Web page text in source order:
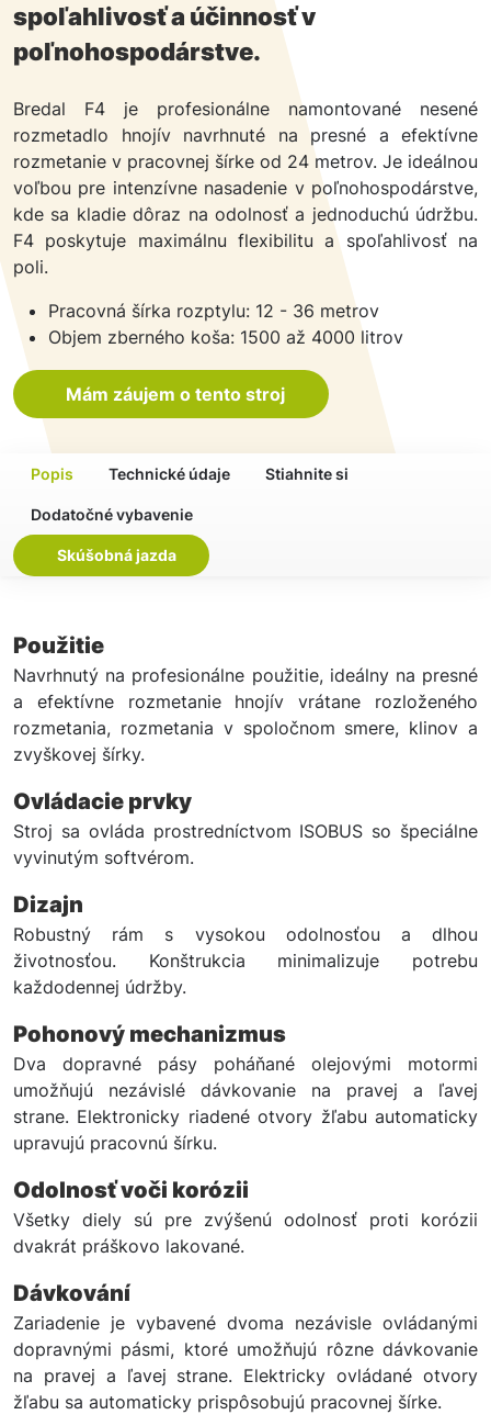
spoľahlivosť a účinnosť v
poľnohospodárstve.
Bredal F4 je profesionálne namontované nesené
rozmetadlo hnojív navrhnuté na presné a efektívne
rozmetanie v pracovnej šírke od 24 metrov. Je ideálnou
voľbou pre intenzívne nasadenie v poľnohospodárstve,
kde sa kladie dôraz na odolnosť a jednoduchú údržbu.
F4 poskytuje maximálnu flexibilitu a spoľahlivosť na
poli.
Pracovná šírka rozptylu: 12 - 36 metrov
Objem zberného koša: 1500 až 4000 litrov
Mám záujem o tento stroj
Popis Technické údaje Stiahnite si
Dodatočné vybavenie
Skúšobná jazda
Použitie
Navrhnutý na profesionálne použitie, ideálny na presné
a efektívne rozmetanie hnojív vrátane rozloženého
rozmetania, rozmetania v spoločnom smere, klinov a
zvyškovej šírky.
Ovládacie prvky
Stroj sa ovláda prostredníctvom ISOBUS so špeciálne
vyvinutým softvérom.
Dizajn
Robustný rám s vysokou odolnosťou a dlhou
životnosťou. Konštrukcia minimalizuje potrebu
každodennej údržby.
Pohonový mechanizmus
Dva dopravné pásy poháňané olejovými motormi
umožňujú nezávislé dávkovanie na pravej a ľavej
strane. Elektronicky riadené otvory žľabu automaticky
upravujú pracovnú šírku.
Odolnosť voči korózii
Všetky diely sú pre zvýšenú odolnosť proti korózii
dvakrát práškovo lakované.
Dávkování
Zariadenie je vybavené dvoma nezávisle ovládanými
dopravnými pásmi, ktoré umožňujú rôzne dávkovanie
na pravej a ľavej strane. Elektricky ovládané otvory
žľabu sa automaticky prispôsobujú pracovnej šírke.